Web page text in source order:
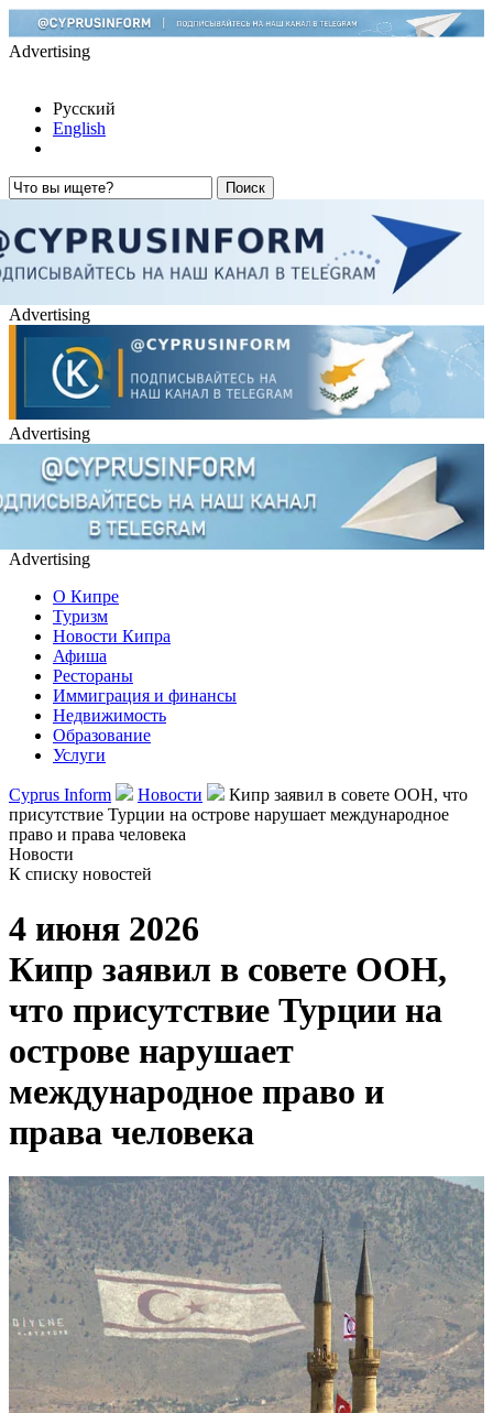
Advertising
Русский
English
Advertising
Advertising
Advertising
О Кипре
Туризм
Новости Кипра
Афиша
Рестораны
Иммиграция и финансы
Недвижимость
Образование
Услуги
Cyprus Inform Новости
Кипр заявил в совете ООН, что
присутствие Турции на острове нарушает международное
право и права человека
Новости
К списку новостей
4 июня 2026
Кипр заявил в совете ООН,
что присутствие Турции на
острове нарушает
международное право и
права человека